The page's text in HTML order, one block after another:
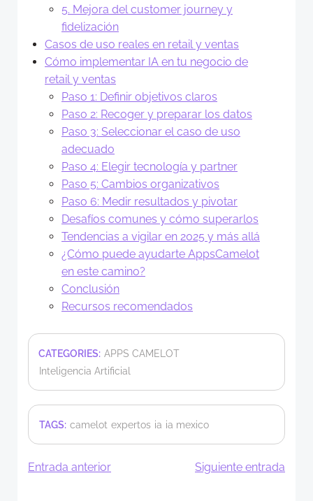
5. Mejora del customer journey y
fidelización
Casos de uso reales en retail y ventas
Cómo implementar IA en tu negocio de
retail y ventas
Paso 1: Definir objetivos claros
Paso 2: Recoger y preparar los datos
Paso 3: Seleccionar el caso de uso
adecuado
Paso 4: Elegir tecnología y partner
Paso 5: Cambios organizativos
Paso 6: Medir resultados y pivotar
Desafíos comunes y cómo superarlos
Tendencias a vigilar en 2025 y más allá
¿Cómo puede ayudarte AppsCamelot
en este camino?
Conclusión
Recursos recomendados
CATEGORIES: APPS CAMELOT
Inteligencia Artificial
TAGS: camelot expertos ia ia mexico
Navegación
Entrada anterior Siguiente entrada